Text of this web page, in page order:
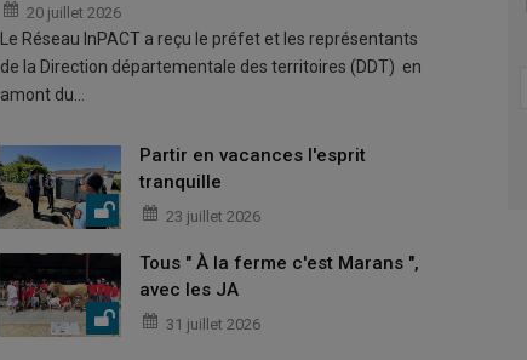
20 juillet 2026
Le Réseau InPACT a reçu le préfet et les représentants
de la Direction départementale des territoires (DDT) en
amont du…
Partir en vacances l'esprit
tranquille
23 juillet 2026
Tous " À la ferme c'est Marans ",
avec les JA
31 juillet 2026